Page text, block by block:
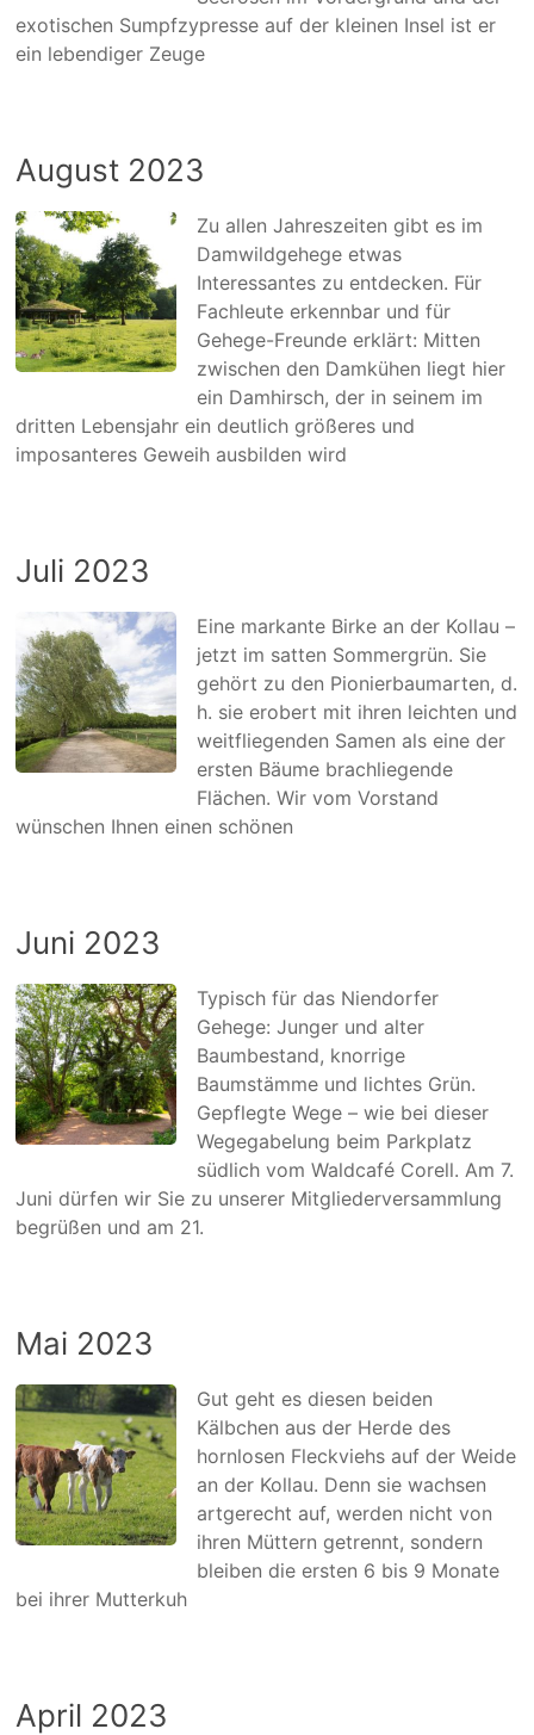
exotischen Sumpfzypresse auf der kleinen Insel ist er
ein lebendiger Zeuge
August 2023
Zu allen Jahreszeiten gibt es im
Damwildgehege etwas
Interessantes zu entdecken. Für
Fachleute erkennbar und für
Gehege-Freunde erklärt: Mitten
zwischen den Damkühen liegt hier
ein Damhirsch, der in seinem im
dritten Lebensjahr ein deutlich größeres und
imposanteres Geweih ausbilden wird
Juli 2023
Eine markante Birke an der Kollau –
jetzt im satten Sommergrün. Sie
gehört zu den Pionierbaumarten, d.
h. sie erobert mit ihren leichten und
weitfliegenden Samen als eine der
ersten Bäume brachliegende
Flächen. Wir vom Vorstand
wünschen Ihnen einen schönen
Juni 2023
Typisch für das Niendorfer
Gehege: Junger und alter
Baumbestand, knorrige
Baumstämme und lichtes Grün.
Gepflegte Wege – wie bei dieser
Wegegabelung beim Parkplatz
südlich vom Waldcafé Corell. Am 7.
Juni dürfen wir Sie zu unserer Mitgliederversammlung
begrüßen und am 21.
Mai 2023
Gut geht es diesen beiden
Kälbchen aus der Herde des
hornlosen Fleckviehs auf der Weide
an der Kollau. Denn sie wachsen
artgerecht auf, werden nicht von
ihren Müttern getrennt, sondern
bleiben die ersten 6 bis 9 Monate
bei ihrer Mutterkuh
April 2023